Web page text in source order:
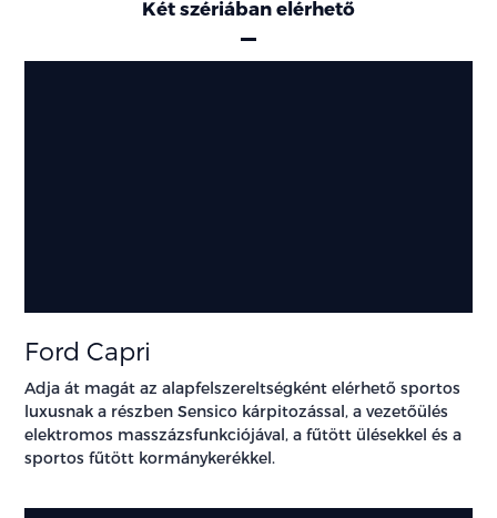
Két szériában elérhető
Ford Capri
Adja át magát az alapfelszereltségként elérhető sportos
luxusnak a részben Sensico kárpitozással, a vezetőülés
elektromos masszázsfunkciójával, a fűtött ülésekkel és a
sportos fűtött kormánykerékkel.